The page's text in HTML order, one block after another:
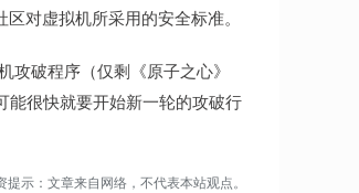
对虚拟机所采用的安全标准。
破程序（仅剩《原子之心》
能很快就要开始新一轮的攻破行
提示：文章来自网络，不代表本站观点。